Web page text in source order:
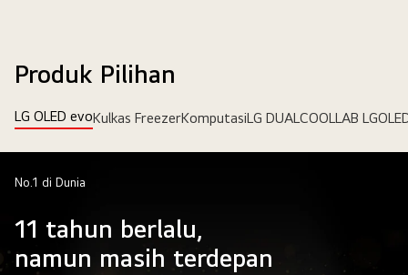
Produk Pilihan
LG OLED evoKulkas FreezerKomputasiLG DUALCOOLLAB LG
No.1 di Dunia
11 tahun berlalu,
namun masih terdepan